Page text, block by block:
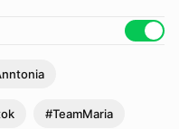
#TeamMaria